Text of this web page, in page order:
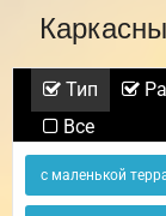
Тип
Все
с маленькой